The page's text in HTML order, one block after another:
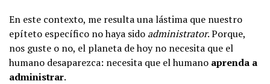
En este contexto, me resulta una lástima que nuestro
epíteto específico no haya sido administrator. Porque,
nos guste o no, el planeta de hoy no necesita que el
humano desaparezca: necesita que el humano aprenda a
administrar.